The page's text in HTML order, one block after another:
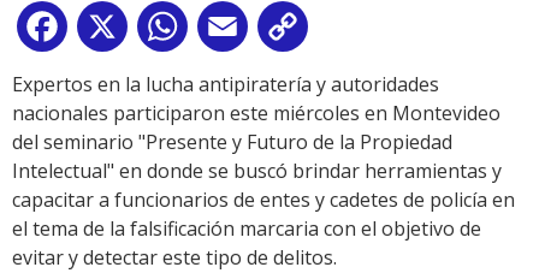
Facebook
X WhatsApp
Email
Link
Expertos en la lucha antipiratería y autoridades
nacionales participaron este miércoles en Montevideo
del seminario "Presente y Futuro de la Propiedad
Intelectual" en donde se buscó brindar herramientas y
capacitar a funcionarios de entes y cadetes de policía en
el tema de la falsificación marcaria con el objetivo de
evitar y detectar este tipo de delitos.